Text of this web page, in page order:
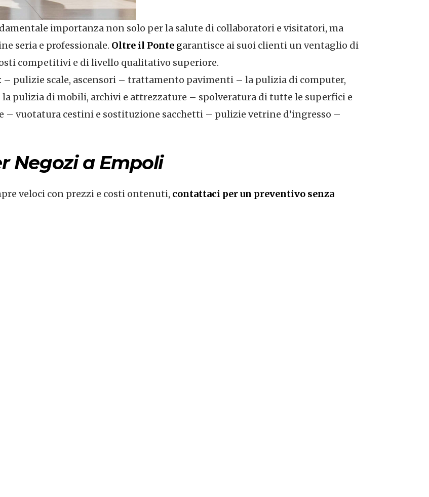
importanza non solo per la salute di collaboratori e visitatori, ma
seria e professionale. Oltre il Ponte garantisce ai suoi clienti un ventaglio di
competitivi e di livello qualitativo superiore.
pulizie scale, ascensori – trattamento pavimenti – la pulizia di computer,
pulizia di mobili, archivi e attrezzature – spolveratura di tutte le superfici e
vuotatura cestini e sostituzione sacchetti – pulizie vetrine d’ingresso –
Negozi a Empoli
veloci con prezzi e costi ontenuti, contattaci per un preventivo senza